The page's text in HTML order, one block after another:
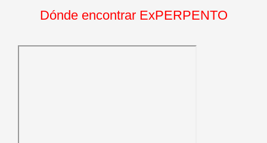
Dónde encontrar ExPERPENTO